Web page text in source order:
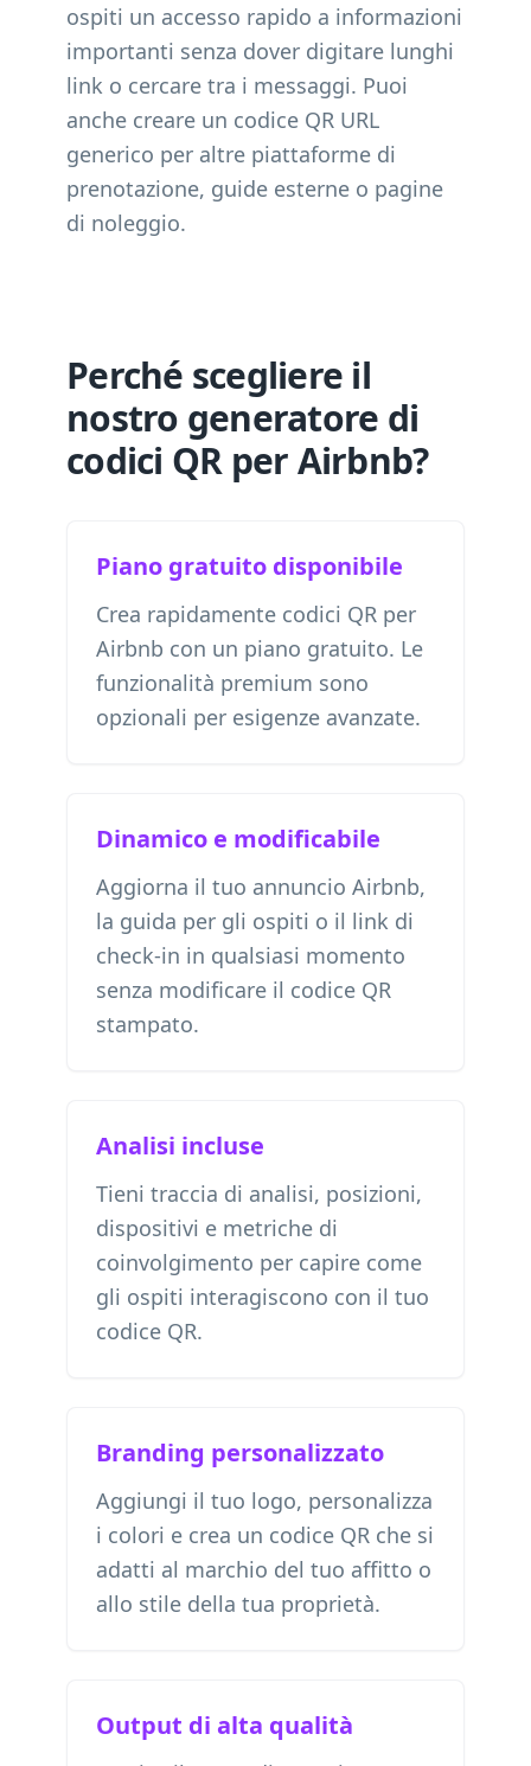
ospiti un accesso rapido a informazioni
importanti senza dover digitare lunghi
link o cercare tra i messaggi. Puoi
anche creare un codice QR URL
generico per altre piattaforme di
prenotazione, guide esterne o pagine
di noleggio.
Perché scegliere il
nostro generatore di
codici QR per Airbnb?
Piano gratuito disponibile
Crea rapidamente codici QR per
Airbnb con un piano gratuito. Le
funzionalità premium sono
opzionali per esigenze avanzate.
Dinamico e modificabile
Aggiorna il tuo annuncio Airbnb,
la guida per gli ospiti o il link di
check-in in qualsiasi momento
senza modificare il codice QR
stampato.
Analisi incluse
Tieni traccia di analisi, posizioni,
dispositivi e metriche di
coinvolgimento per capire come
gli ospiti interagiscono con il tuo
codice QR.
Branding personalizzato
Aggiungi il tuo logo, personalizza
i colori e crea un codice QR che si
adatti al marchio del tuo affitto o
allo stile della tua proprietà.
Output di alta qualità